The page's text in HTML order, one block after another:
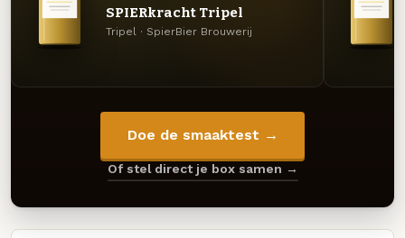
SPIERkracht Tripel
Tripel · SpierBier Brouwerij
Doe de smaaktest →
Of stel direct je box samen →